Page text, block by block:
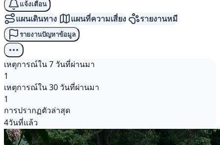
แจ้งเตือน
แผนเดินทาง แผนที่ความเสี่ยง รายงานหมี
รายงานปัญหาข้อมูล
เหตุการณ์ใน 7 วันที่ผ่านมา
1
เหตุการณ์ใน 30 วันที่ผ่านมา
1
การปรากฏตัวล่าสุด
4วันที่แล้ว